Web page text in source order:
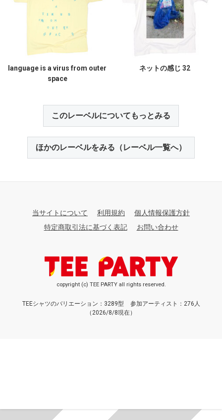
language is a virus from outer
space
ネットの感じ 32
このレーベルについてもっとみる
ほかのレーベルをみる（レーベル一覧へ）
当サイトについて 利用規約
個人情報保護方針
特定商取引法に基づく表記
お問い合わせ
copyright (c) TEE PARTY all rights reserved.
TEEシャツのバリエーション：3289型
参加アーティスト：276人
（2026/8/8現在）